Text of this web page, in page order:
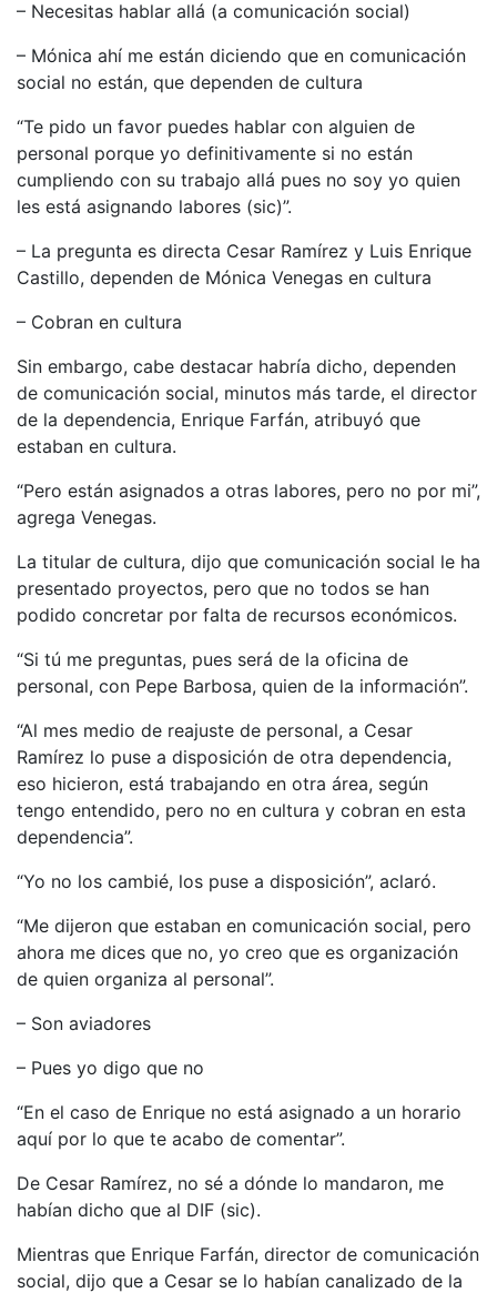
– Necesitas hablar allá (a comunicación social)
– Mónica ahí me están diciendo que en comunicación
social no están, que dependen de cultura
“Te pido un favor puedes hablar con alguien de
personal porque yo definitivamente si no están
cumpliendo con su trabajo allá pues no soy yo quien
les está asignando labores (sic)”.
– La pregunta es directa Cesar Ramírez y Luis Enrique
Castillo, dependen de Mónica Venegas en cultura
– Cobran en cultura
Sin embargo, cabe destacar habría dicho, dependen
de comunicación social, minutos más tarde, el director
de la dependencia, Enrique Farfán, atribuyó que
estaban en cultura.
“Pero están asignados a otras labores, pero no por mi”,
agrega Venegas.
La titular de cultura, dijo que comunicación social le ha
presentado proyectos, pero que no todos se han
podido concretar por falta de recursos económicos.
“Si tú me preguntas, pues será de la oficina de
personal, con Pepe Barbosa, quien de la información”.
“Al mes medio de reajuste de personal, a Cesar
Ramírez lo puse a disposición de otra dependencia,
eso hicieron, está trabajando en otra área, según
tengo entendido, pero no en cultura y cobran en esta
dependencia”.
“Yo no los cambié, los puse a disposición”, aclaró.
“Me dijeron que estaban en comunicación social, pero
ahora me dices que no, yo creo que es organización
de quien organiza al personal”.
– Son aviadores
– Pues yo digo que no
“En el caso de Enrique no está asignado a un horario
aquí por lo que te acabo de comentar”.
De Cesar Ramírez, no sé a dónde lo mandaron, me
habían dicho que al DIF (sic).
Mientras que Enrique Farfán, director de comunicación
social, dijo que a Cesar se lo habían canalizado de la